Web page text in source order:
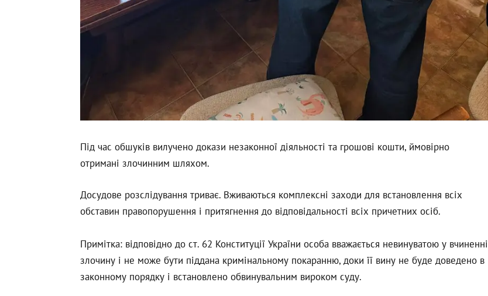
Під час обшуків вилучено докази незаконної діяльності та грошові кошти, ймовірно
отримані злочинним шляхом.
Досудове розслідування триває. Вживаються комплексні заходи для встановлення всіх
обставин правопорушення і притягнення до відповідальності всіх причетних осіб.
Примітка: відповідно до ст. 62 Конституції України особа вважається невинуватою у вчиненні
злочину і не може бути піддана кримінальному покаранню, доки її вину не буде доведено в
законному порядку і встановлено обвинувальним вироком суду.